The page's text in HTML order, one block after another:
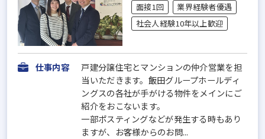
面接1回
業界経験者優遇
社会人経験10年以上歓迎
仕事内容
戸建分譲住宅とマンションの仲介営業を担
当いただきます。飯田グループホールディ
ングスの各社が手がける物件をメインにご
紹介をおこないます。
一部ポスティングなどが発生する時もあり
ますが、お客様からのお問...